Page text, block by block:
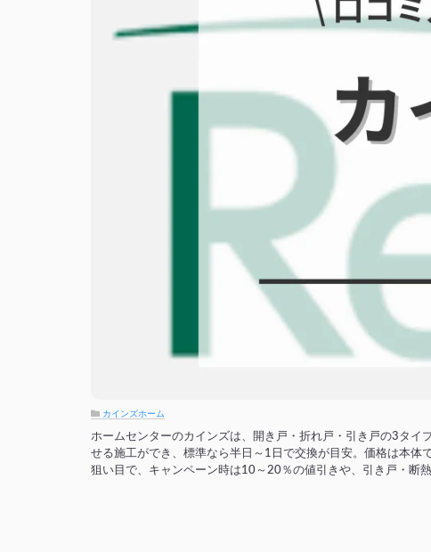
カインズホーム
ホームセンターのカインズは、開き戸・折れ戸・引き戸の3タ
せる施工ができ、標準なら半日～1日で交換が目安。価格は本
狙い目で、キャンペーン時は10～20％の値引きや、引き戸・断